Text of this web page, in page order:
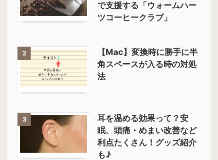
で支援する「ウォームハー
ツコーヒークラブ」
2
【Mac】変換時に勝手に半
角スペースが入る時の対処
法
3
耳を温める効果って？安
眠、頭痛・めまい改善など
利点たくさん！グッズ紹介
も♪